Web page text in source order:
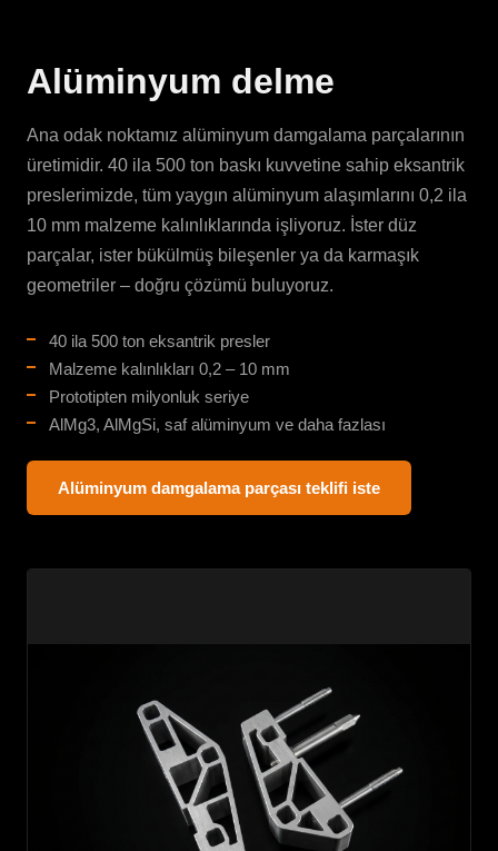
Alüminyum delme
Ana odak noktamız alüminyum damgalama parçalarının
üretimidir. 40 ila 500 ton baskı kuvvetine sahip eksantrik
preslerimizde, tüm yaygın alüminyum alaşımlarını 0,2 ila
10 mm malzeme kalınlıklarında işliyoruz. İster düz
parçalar, ister bükülmüş bileşenler ya da karmaşık
geometriler – doğru çözümü buluyoruz.
40 ila 500 ton eksantrik presler
Malzeme kalınlıkları 0,2 – 10 mm
Prototipten milyonluk seriye
AlMg3, AlMgSi, saf alüminyum ve daha fazlası
Alüminyum damgalama parçası teklifi iste